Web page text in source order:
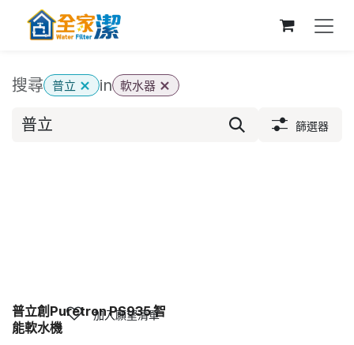
跳至內容
搜尋 普立 in 軟水器
篩選器
普立創Puretron PS935 智
能軟水機
加入願望清單